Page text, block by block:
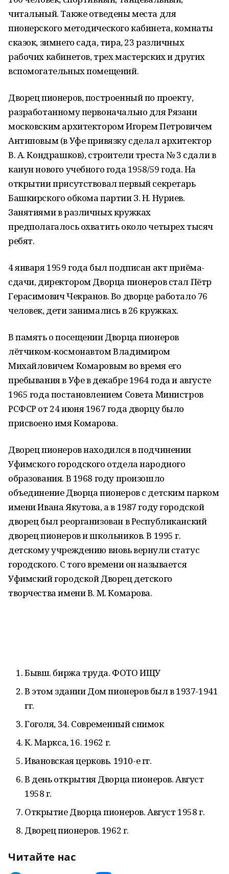
читальный. Также отведены места для
пионерского методического кабинета, комнаты
сказок, зимнего сада, тира, 23 различных
рабочих кабинетов, трех мастерских и других
вспомогательных помещений.
Дворец пионеров, построенный по проекту,
разработанному первоначально для Рязани
московским архитектором Игорем Петровичем
Антиповым (в Уфе привязку сделал архитектор
В. А. Кондрашков), строители треста № 3 сдали в
канун нового учебного года 1958/59 года. На
открытии присутствовал первый секретарь
Башкирского обкома партии З. Н. Нуриев.
Занятиями в различных кружках
предполагалось охватить около четырех тысяч
ребят.
4 января 1959 года был подписан акт приёма-
сдачи, директором Дворца пионеров стал Пётр
Герасимович Чекранов. Во дворце работало 76
человек, дети занимались в 26 кружках.
В память о посещении Дворца пионеров
лётчиком-космонавтом Владимиром
Михайловичем Комаровым во время его
пребывания в Уфе в декабре 1964 года и августе
1965 года постановлением Совета Министров
РСФСР от 24 июня 1967 года дворцу было
присвоено имя Комарова.
Дворец пионеров находился в подчинении
Уфимского городского отдела народного
образования. В 1968 году произошло
объединение Дворца пионеров с детским парком
имени Ивана Якутова, а в 1987 году городской
дворец был реорганизован в Республиканский
дворец пионеров и школьников. В 1995 г.
детскому учреждению вновь вернули статус
городского. С того времени он называется
Уфимский городской Дворец детского
творчества имени В. М. Комарова.
Бывш. биржа труда. ФОТО ИЩУ
В этом здании Дом пионеров был в 1937-1941
гг.
Гоголя, 34. Современный снимок
К. Маркса, 16. 1962 г.
Ивановская церковь. 1910-е гг.
В день открытия Дворца пионеров. Август
1958 г.
Открытие Дворца пионеров. Август 1958 г.
Дворец пионеров. 1962 г.
Читайте нас